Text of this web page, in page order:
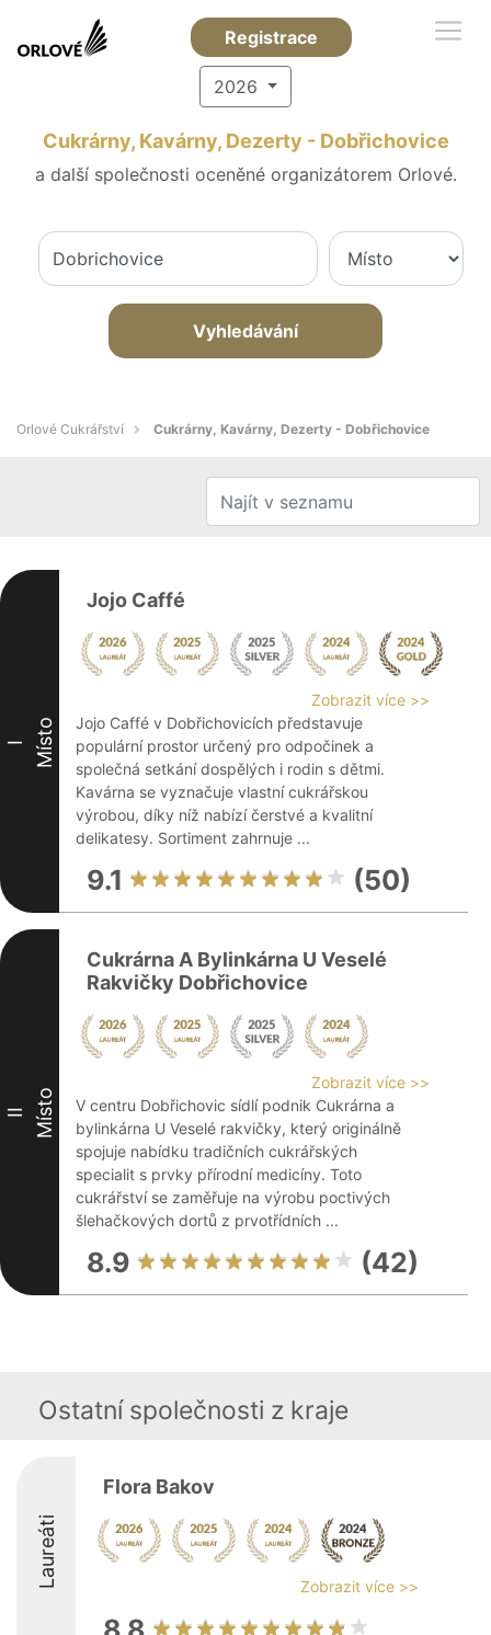
Registrace
2026
Cukrárny, Kavárny, Dezerty - Dobřichovice
a další společnosti oceněné organizátorem Orlové.
Vyhledávání
Orlové Cukrářství Cukrárny, Kavárny, Dezerty - Dobřichovice
I Místo
Jojo Caffé
Zobrazit více >>
Jojo Caffé v Dobřichovicích představuje
populární prostor určený pro odpočinek a
společná setkání dospělých i rodin s dětmi.
Kavárna se vyznačuje vlastní cukrářskou
výrobou, díky níž nabízí čerstvé a kvalitní
delikatesy. Sortiment zahrnuje ...
9.1 (50)
II Místo
Cukrárna A Bylinkárna U Veselé
Rakvičky Dobřichovice
Zobrazit více >>
V centru Dobřichovic sídlí podnik Cukrárna a
bylinkárna U Veselé rakvičky, který originálně
spojuje nabídku tradičních cukrářských
specialit s prvky přírodní medicíny. Toto
cukrářství se zaměřuje na výrobu poctivých
šlehačkových dortů z prvotřídních ...
8.9 (42)
Ostatní společnosti z kraje
Laureáti
Flora Bakov
Zobrazit více >>